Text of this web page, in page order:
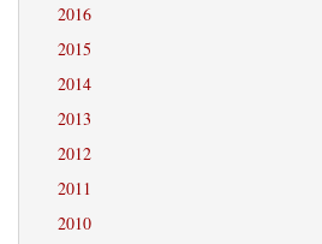
2016
2015
2014
2013
2012
2011
2010